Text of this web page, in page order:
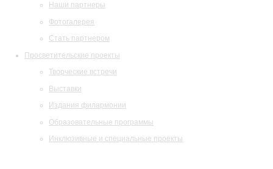
Наши партнеры
Фотогалерея
Стать партнером
Просветительские проекты
Творческие встречи
Выставки
Издания филармонии
Образовательные программы
Инклюзивные и специальные проекты